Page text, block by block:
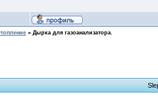
» Дырка для газоанализатора.